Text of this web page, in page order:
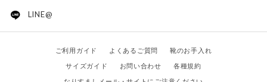
LINE@
ご利用ガイド よくあるご質問
靴のお手入れ
サイズガイド
お問い合わせ
各種規約